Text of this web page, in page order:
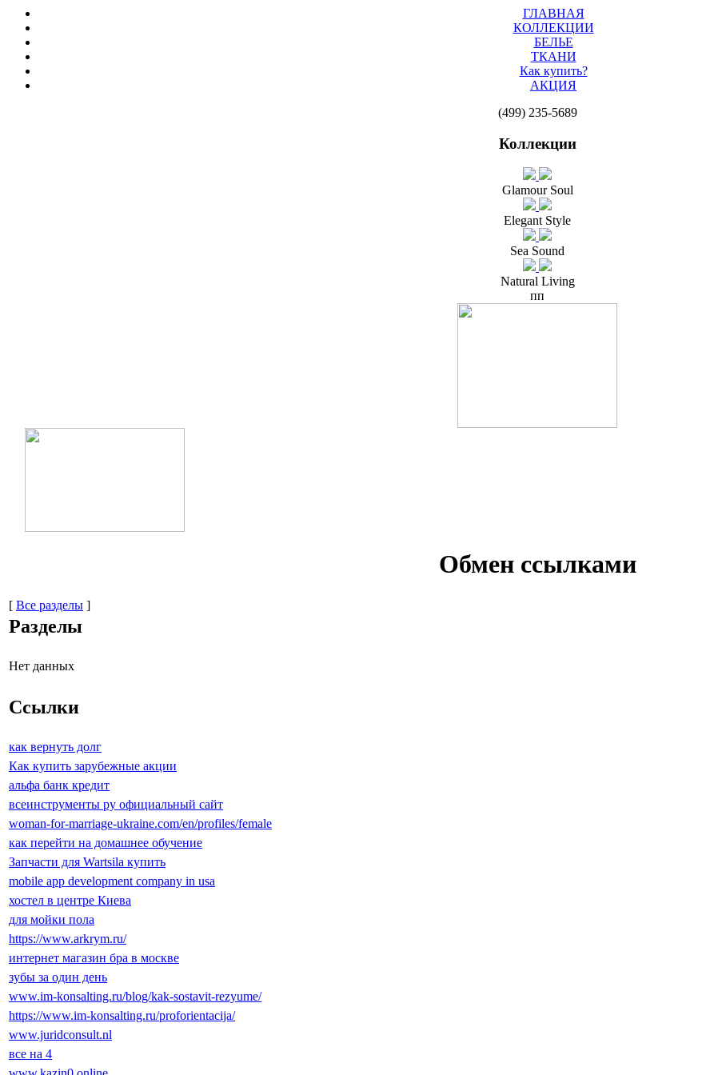
ГЛАВНАЯ
КОЛЛЕКЦИИ
БЕЛЬЕ
ТКАНИ
Как купить?
АКЦИЯ
(499) 235-5689
Коллекции
Glamour Soul
Elegant Style
Sea Sound
Natural Living
пп
Обмен ссылками
[ Все разделы ]
Разделы
Нет данных
Ссылки
как вернуть долг
Как купить зарубежные акции
альфа банк кредит
всеинструменты ру официальный сайт
woman-for-marriage-ukraine.com/en/profiles/female
как перейти на домашнее обучение
Запчасти для Wartsila купить
mobile app development company in usa
хостел в центре Киева
для мойки пола
https://www.arkrym.ru/
интернет магазин бра в москве
зубы за один день
www.im-konsalting.ru/blog/kak-sostavit-rezyume/
https://www.im-konsalting.ru/proforientacija/
www.juridconsult.nl
все на 4